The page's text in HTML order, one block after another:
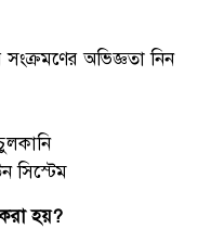
অভিজ্ঞতা নিন
সিস্টেম
করা হয়?